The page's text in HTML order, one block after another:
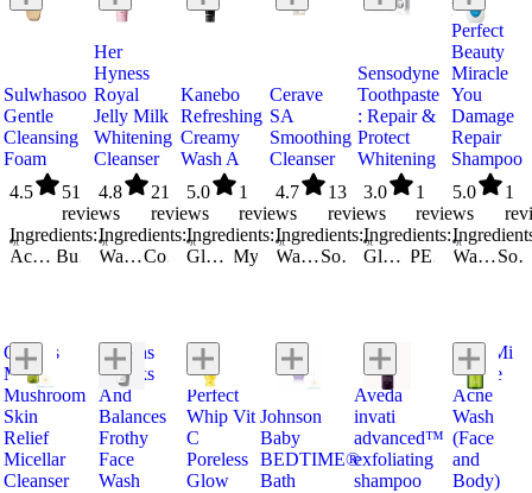
Sulwhasoo
Gentle
Cleansing
Foam
4.5
51
reviews
Ingredients:
Acrylates/Beheneth-25 Methacrylate Copolymer
Butylene Glycol Caprylyl Glucoside Caprylyl/Capryl Glucoside Castanea Crenata (chestnut) Shell Extract Castanea Crenata Shell Extract Citric Acid Citrus Unshiu Peel Extract Cocamidopropyl Betaine Coix Lacryma-Jobi Ma-yuen Seed Extract Dextrin
Her
Hyness
Royal
Jelly Milk
Whitening
Cleanser
4.8
21
reviews
Ingredients:
Water/Aqua/Eau
Cocamidopropyl Betaine Potassium Cocoyl Glycinate Acrylates Copolymer Sodium Chloride Glycol Distearate Sodium Hydroxide Phenoxyethanol Citric Acid
Kanebo
Refreshing
Creamy
Wash A
5.0
1
reviews
Ingredients:
Glycerin
Myristic Acid Water/Aqua/Eau Potassium Hydroxide PEG-32 PEG-6 Palmitic Acid
Cerave
SA
Smoothing
Cleanser
4.7
13
reviews
Ingredients:
Water/Aqua/Eau
Sodium Lauroyl Sarcosinate Cocamidopropyl Hydroxysultaine Glycerin Niacinamide
Sensodyne
Toothpaste
: Repair &
Protect
Whitening
3.0
1
reviews
Ingredients:
Glycerin
PEG-8 Hydrated Silica
Diane
Perfect
Beauty
Miracle
You
Damage
Repair
Shampoo
5.0
1
Water/Aqua/Eau
Sodium C14-16
Origins
Mega-
Mushroom
Skin
Relief
Micellar
Cleanser
Origins
Checks
And
Balances
Frothy
Face
Wash
Senka
Perfect
Whip Vit
C
Poreless
Glow
Johnson
Baby
BEDTIME®
Bath
Aveda
invati
advanced™
exfoliating
shampoo
MizuMi
Gentle
Acne
Wash
(Face
and
Body)